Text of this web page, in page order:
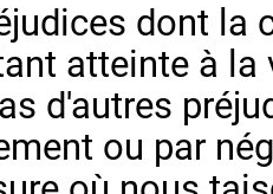
dont la
atteinte à la
d'autres
ou par